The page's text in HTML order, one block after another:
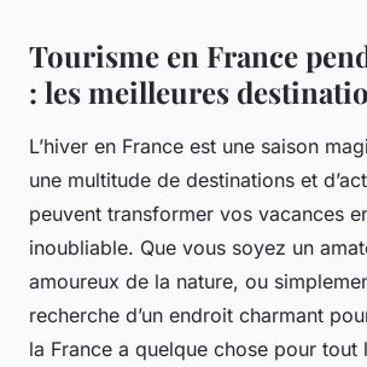
Tourisme en France
: les meilleures
L’hiver en France est une saison
une multitude de destinations et
peuvent transformer vos vacances
inoubliable. Que vous soyez un
amoureux de la nature, ou
recherche d’un endroit charmant
la France a quelque chose pour tout